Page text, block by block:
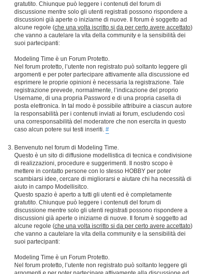
gratutito. Chiunque può leggere i contenuti del forum di
discussione mentre solo gli utenti registrati possono rispondere a
discussioni già aperte o iniziarne di nuove. Il forum è soggetto ad
alcune regole (che una volta iscritto si da per certo avere accettato)
che vanno a cautelare la vita della community e la sensibilità dei
suoi partecipanti:
Modeling Time è un Forum Protetto.
Nel forum protetto, l’utente non registrato può soltanto leggere gli
argomenti e per poter partecipare attivamente alla discussione ed
esprimere le proprie opinioni è necessaria la registrazione. Tale
registrazione prevede, normalmente, l’indicazione del proprio
Username, di una propria Password e di una propria casella di
posta elettronica. In tal modo è possibile attribuire a ciascun autore
la responsabilità per i contenuti inviati ai forum, escludendo così
una corresponsabilità del moderatore che non esercita in questo
caso alcun potere sui testi inseriti. #
Benvenuto nel forum di Modeling Time.
Questo è un sito di diffusione modellistica di tecnica e condivisione
di realizzazioni, procedure e suggerimenti. Il nostro scopo è
mettere in contatto persone con lo stesso HOBBY per poter
scambiarsi idee, cercare di migliorarsi e aiutare chi ha necessità di
aiuto in campo Modellisitco.
Questo spazio è aperto a tutti gli utenti ed è completamente
gratutito. Chiunque può leggere i contenuti del forum di
discussione mentre solo gli utenti registrati possono rispondere a
discussioni già aperte o iniziarne di nuove. Il forum è soggetto ad
alcune regole (che una volta iscritto si da per certo avere accettato)
che vanno a cautelare la vita della community e la sensibilità dei
suoi partecipanti:
Modeling Time è un Forum Protetto.
Nel forum protetto, l’utente non registrato può soltanto leggere gli